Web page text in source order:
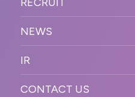
促
デジタル制作・映像
制作
PR
COMPANY
MESSAGE
OFFICER
ACCESS
ORGANIZATION CHART
新卒採用
キャリア採用
NEWS
IR
CONTACT US